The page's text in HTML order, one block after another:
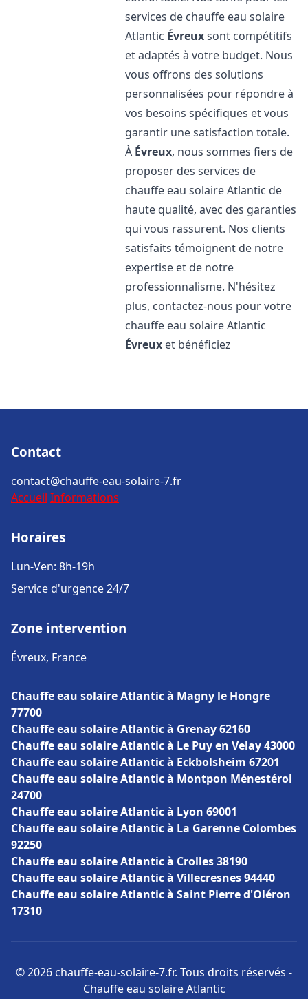
services de chauffe eau solaire
Atlantic Évreuxsont compétitifs
et adaptés à votre budget. Nous
vous offrons des solutions
personnalisées pour répondre à
vos besoins spécifiques et vous
garantir une satisfaction totale.
À Évreux, nous sommes fiers de
proposer des services de
chauffe eau solaire Atlantic de
haute qualité, avec des garanties
qui vous rassurent. Nos clients
satisfaits témoignent de notre
expertise et de notre
professionnalisme. N'hésitez
plus, contactez-nous pour votre
chauffe eau solaire Atlantic
Évreux et bénéficiez
Contact
contact@chauffe-eau-solaire-7.fr
Accueil Informations
Horaires
Lun-Ven: 8h-19h
Service d'urgence 24/7
Zone intervention
Évreux, France
Chauffe eau solaire Atlantic à Magny le Hongre
77700
Chauffe eau solaire Atlantic à Grenay 62160
Chauffe eau solaire Atlantic à Le Puy en Velay 43000
Chauffe eau solaire Atlantic à Eckbolsheim 67201
Chauffe eau solaire Atlantic à Montpon Ménestérol
24700
Chauffe eau solaire Atlantic à Lyon 69001
Chauffe eau solaire Atlantic à La Garenne Colombes
92250
Chauffe eau solaire Atlantic à Crolles 38190
Chauffe eau solaire Atlantic à Villecresnes 94440
Chauffe eau solaire Atlantic à Saint Pierre d'Oléron
17310
© 2026 chauffe-eau-solaire-7.fr. Tous droits réservés -
Chauffe eau solaire Atlantic